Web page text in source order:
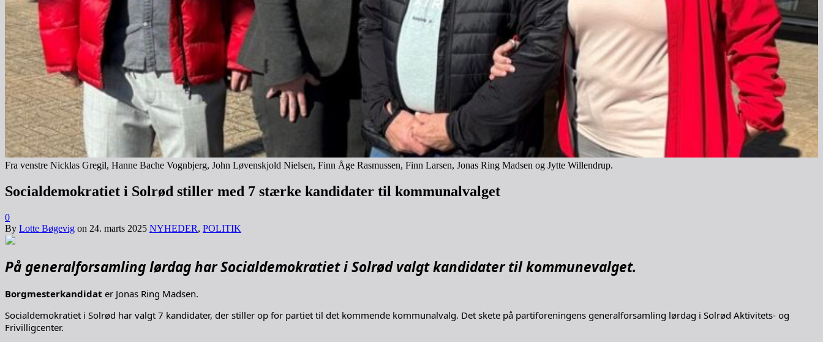
Fra venstre Nicklas Gregil, Hanne Bache Vognbjerg, John Løvenskjold Nielsen, Finn Åge Rasmussen, Finn Larsen, Jonas Ring Madsen og Jytte Willendrup.
Socialdemokratiet i Solrød stiller med 7 stærke kandidater til kommunalvalget
0
By Lotte Bøgevig on 24. marts 2025 NYHEDER, POLITIK
På generalforsamling lørdag har Socialdemokratiet i Solrød valgt kandidater til kommunevalget.
Borgmesterkandidat er Jonas Ring Madsen.
Socialdemokratiet i Solrød har valgt 7 kandidater, der stiller op for partiet til det kommende kommunalvalg. Det skete på partiforeningens generalforsamling lørdag i Solrød Aktivitets- og
Frivilligcenter.